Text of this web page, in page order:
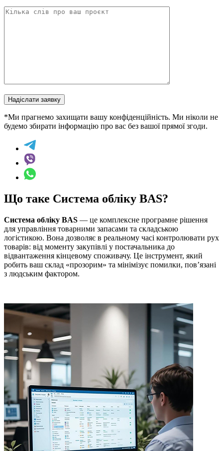
Надіслати заявку
*Ми прагнемо захищати вашу конфіденційність. Ми ніколи не
будемо збирати інформацію про вас без вашої прямої згоди.
Що таке Система обліку BAS?
Система обліку BAS — це комплексне програмне рішення
для управління товарними запасами та складською
логістикою. Вона дозволяє в реальному часі контролювати рух
товарів: від моменту закупівлі у постачальника до
відвантаження кінцевому споживачу. Це інструмент, який
робить ваш склад «прозорим» та мінімізує помилки, пов’язані
з людським фактором.